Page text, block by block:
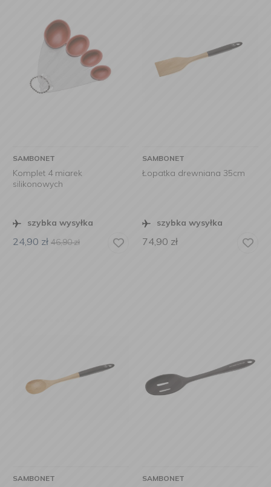
SAMBONET
Komplet 4 miarek
silikonowych
szybka wysyłka
24,90 zł 46,90zł
SAMBONET
Łopatka drewniana 35cm
szybka wysyłka
74,90 zł
SAMBONET SAMBONET